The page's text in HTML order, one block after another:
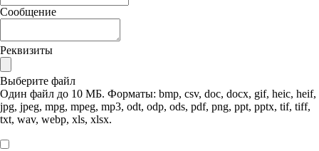
Сообщение
Реквизиты
Выберите файл
Один файл до 10 МБ. Форматы: bmp, csv, doc, docx, gif, heic, heif,
jpg, jpeg, mpg, mpeg, mp3, odt, odp, ods, pdf, png, ppt, pptx, tif, tiff,
txt, wav, webp, xls, xlsx.